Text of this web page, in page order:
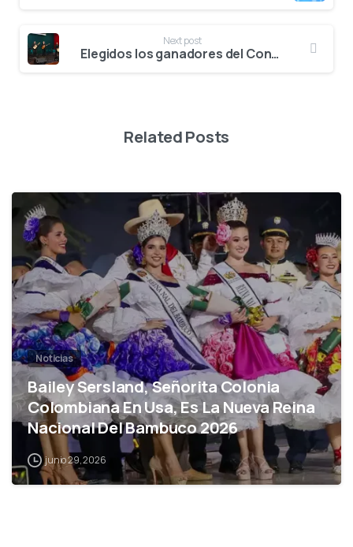
Next post
Elegidos los ganadores del Concurso Nacional de Interpretación Musical “Anselmo Durán Plazas” en el 65° Festival del Bambuco en San Juan y San Pedro.
Related Posts
Noticias
Bailey Sersland, Señorita Colonia
Colombiana En Usa, Es La Nueva Reina
Nacional Del Bambuco 2026
junio 29, 2026